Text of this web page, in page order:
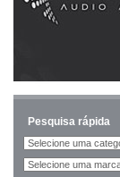
Pesquisa rápida